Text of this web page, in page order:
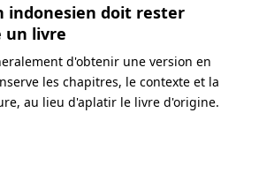
indonesien doit rester
un livre
d'obtenir une version en
les chapitres, le contexte et la
au lieu d'aplatir le livre d'origine.